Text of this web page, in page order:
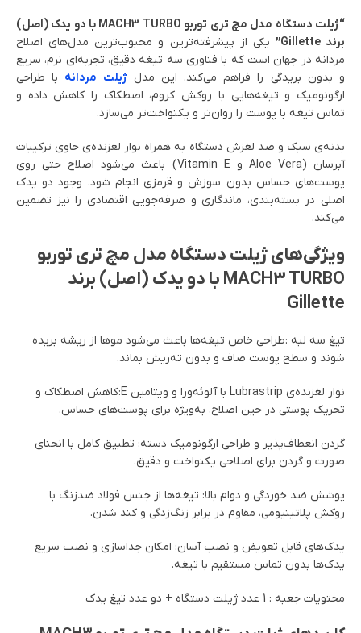
“ژیلت دستگاه مدل مچ تری توربو MACH3 TURBO با دو یدک (اصل)
برند Gillette”
یکی از پیشرفته‌ترین و محبوب‌ترین مدل‌های اصلاح
مردانه در جهان است که با فناوری سه تیغه دقیق، تجربه‌ای نرم، سریع
و بدون بریدگی را فراهم می‌کند. این مدل ژیلت مردانه با طراحی
ارگونومیک و تیغه‌هایی با روکش کروم، اصطکاک را کاهش داده و
تماس تیغه با پوست را روان‌تر و یکنواخت‌تر می‌سازد.
بدنه‌ی سبک و ضد لغزش دستگاه به همراه نوار لغزنده‌ی حاوی ترکیبات
آبرسان (Aloe Vera و Vitamin E) باعث می‌شود اصلاح حتی روی
پوست‌های حساس بدون سوزش و قرمزی انجام شود. وجود دو یدک
اصلی در بسته‌بندی، ماندگاری و صرفه‌جویی اقتصادی را نیز تضمین
می‌کند.
ویژگی‌های ژیلت دستگاه مدل مچ تری توربو
MACH3 TURBO با دو یدک (اصل) برند
Gillette
تیغ سه لبه :طراحی خاص تیغه‌ها باعث می‌شود موها از ریشه بریده
شوند و سطح پوست صاف و بدون ته‌ریش بماند.
نوار لغزنده‌ی Lubrastrip با آلوئه‌ورا و ویتامین E:کاهش اصطکاک و
تحریک پوستی در حین اصلاح، به‌ویژه برای پوست‌های حساس.
گردن انعطاف‌پذیر و طراحی ارگونومیک دسته: تطبیق کامل با انحنای
صورت و گردن برای اصلاحی یکنواخت و دقیق.
پوشش ضد خوردگی و دوام بالا: تیغه‌ها از جنس فولاد ضدزنگ با
روکش پلاتینیومی، مقاوم در برابر زنگ‌زدگی و کند شدن.
یدک‌های قابل تعویض و نصب آسان: امکان جداسازی و نصب سریع
یدک‌ها بدون تماس مستقیم با تیغه.
محتویات جعبه : 1 عدد ژیلت دستگاه + دو عدد تیغ یدک